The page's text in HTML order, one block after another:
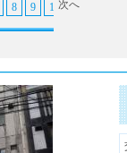
8 9 10 11
次へ